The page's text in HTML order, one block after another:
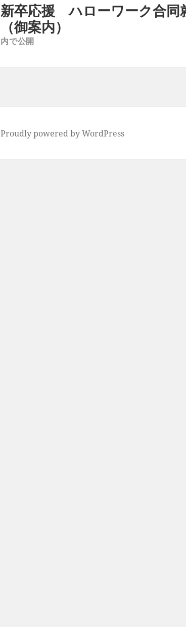
新卒応援 ハローワーク合同
（御案内）
内で公開
Proudly powered by WordPress